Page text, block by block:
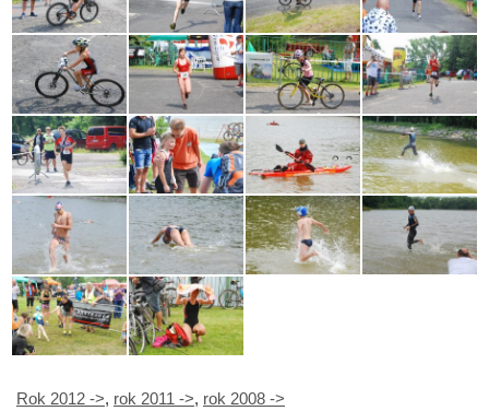
Rok 2012 ->, rok 2011 ->, rok 2008 ->